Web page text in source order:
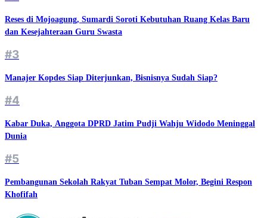
Reses di Mojoagung, Sumardi Soroti Kebutuhan Ruang Kelas Baru
dan Kesejahteraan Guru Swasta
#3
Manajer Kopdes Siap Diterjunkan, Bisnisnya Sudah Siap?
#4
Kabar Duka, Anggota DPRD Jatim Pudji Wahju Widodo Meninggal
Dunia
#5
Pembangunan Sekolah Rakyat Tuban Sempat Molor, Begini Respon
Khofifah